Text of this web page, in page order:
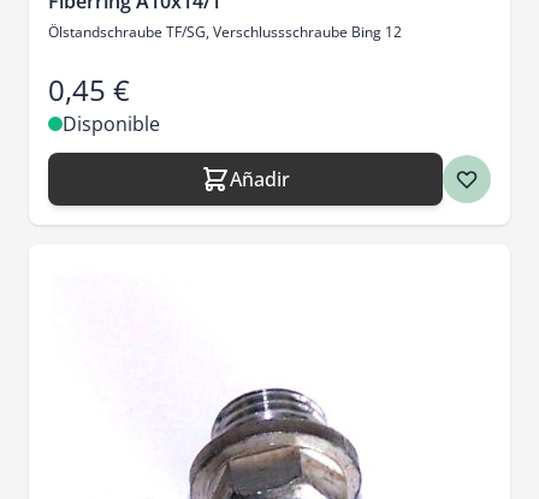
Ölstandschraube TF/SG, Verschlussschraube Bing 12
0,45 €
Disponible
Añadir